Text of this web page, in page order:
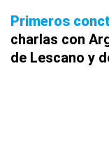
Primeros
charlas con
de Lescano y